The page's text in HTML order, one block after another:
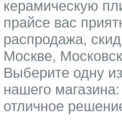
керамическую
прайсе вас
распродажа,
Москве,
Выберите одну
нашего
отличное